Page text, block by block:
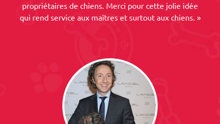
propriétaires de chiens. Merci pour cette jolie idée
qui rend service aux maîtres et surtout aux chiens. »